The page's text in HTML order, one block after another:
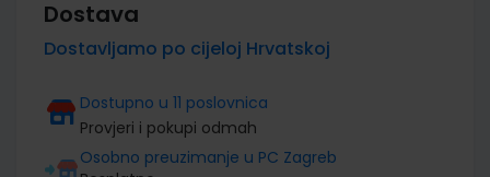
Dostava
Dostavljamo po cijeloj Hrvatskoj
Dostupno u 11 poslovnica
Provjeri i pokupi odmah
Osobno preuzimanje u PC Zagreb